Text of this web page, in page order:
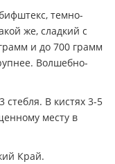
темно-
же, сладкий с
и до 700 грамм
Волшебно-
В кистях 3-5
месту в
Край.